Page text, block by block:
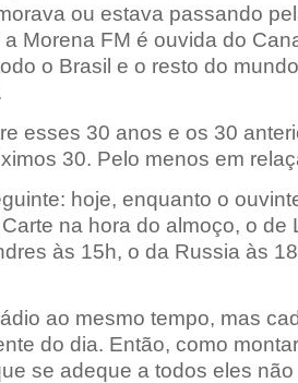
ou estava passando
Morena FM é ouvida do
o Brasil e o resto do
esses 30 anos e os 30
30. Pelo menos em
hoje, enquanto o
na hora do almoço, o de
às 15h, o da Russia às
ao mesmo tempo, mas
do dia. Então, como
se adeque a todos eles